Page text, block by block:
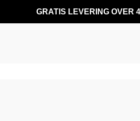
GRATIS LEVERING OVER